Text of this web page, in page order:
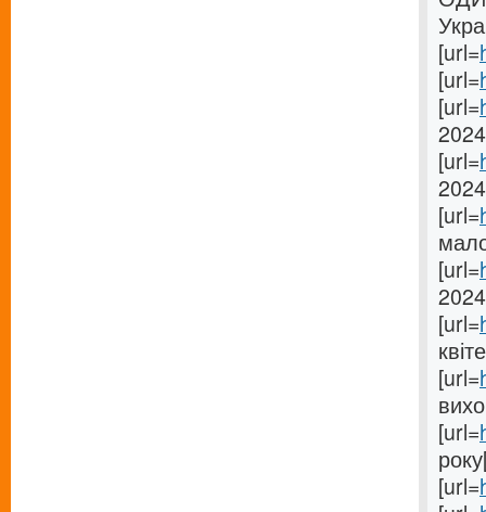
[url=
[url=
[url=
[url=
[url=
[url=
[url=
[url=
[url=
[url=